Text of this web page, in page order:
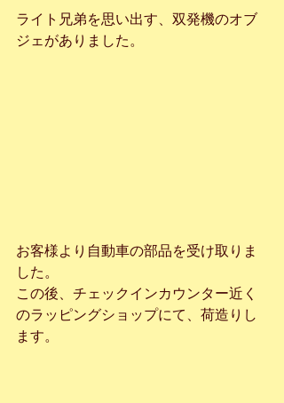
ライト兄弟を思い出す、双発機のオブ
ジェがありました。
お客様より自動車の部品を受け取りま
した。
この後、チェックインカウンター近く
のラッピングショップにて、荷造りし
ます。